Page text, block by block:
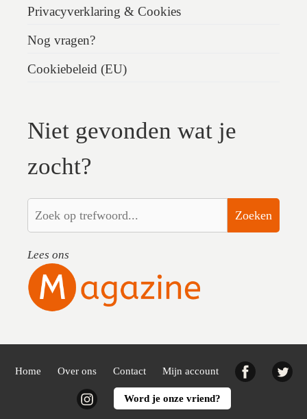
Privacyverklaring & Cookies
Nog vragen?
Cookiebeleid (EU)
Niet gevonden wat je
zocht?
Zoeken
Lees ons
Home Over ons Contact Mijn account Facebook
InstagramWord je onze vriend?